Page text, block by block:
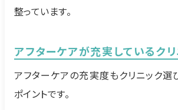
整っています。
アフターケアが充実しているク
アフターケアの充実度もクリニック
ポイントです。